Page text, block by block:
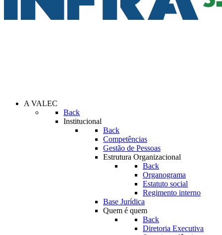
A VALEC
Back
Institucional
Back
Competências
Gestão de Pessoas
Estrutura Organizacional
Back
Organograma
Estatuto social
Regimento interno
Base Jurídica
Quem é quem
Back
Diretoria Executiva